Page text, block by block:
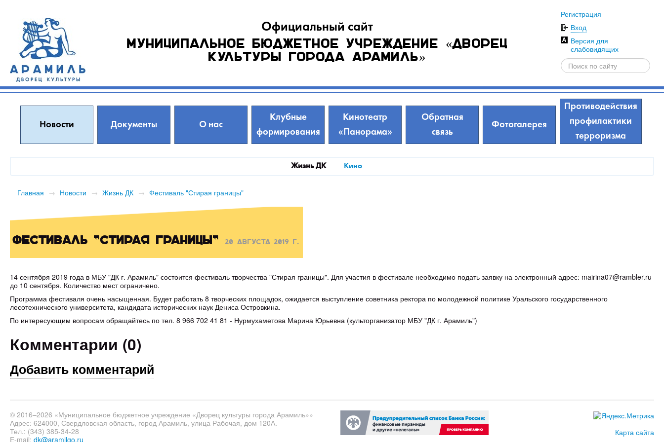
Официальный сайт
Муниципальное бюджетное учреждение «Дворец
культуры города Арамиль»
Регистрация
Вход
Версия для
слабовидящих
Новости Документы О нас
Клубные
формирования
Кинотеатр
«Панорама»
Обратная
связь
Фотогалерея
Противодействия
профилактики
терроризма
Жизнь ДК Кино
Главная → Новости → Жизнь ДК → Фестиваль "Стирая границы"
Фестиваль "Стирая границы" 20 августа 2019 г.
14 сентября 2019 года в МБУ "ДК г. Арамиль" состоится фестиваль творчества "Стирая границы". Для участия в фестивале необходимо подать заявку на электронный адрес: mairina07@rambler.ru
до 10 сентября. Количество мест ограничено.
Программа фестиваля очень насыщенная. Будет работать 8 творческих площадок, ожидается выступление советника ректора по молодежной политике Уральского государственного
лесотехнического университета, кандидата исторических наук Дениса Островкина.
По интересующим вопросам обращайтесь по тел. 8 966 702 41 81 - Нурмухаметова Марина Юрьевна (культорганизатор МБУ "ДК г. Арамиль")
Комментарии (0)
Добавить комментарий
© 2016–2026 «Муниципальное бюджетное учреждение «Дворец культуры города Арамиль»»
Адрес: 624000, Свердловская область, город Арамиль, улица Рабочая, дом 120А.
Тел.: (343) 385-34-28
E-mail: dk@aramilgo.ru
Карта сайта